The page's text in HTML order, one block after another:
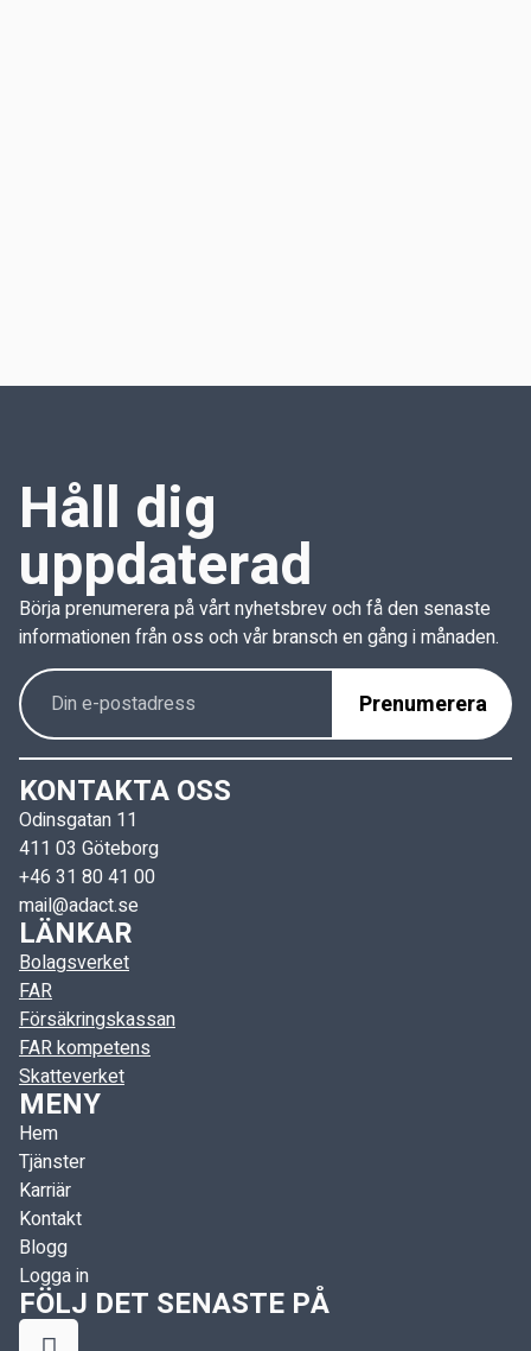
Håll dig
uppdaterad
Börja prenumerera på vårt nyhetsbrev och få den senaste
informationen från oss och vår bransch en gång i månaden.
KONTAKTA OSS
Odinsgatan 11
411 03 Göteborg
+46 31 80 41 00
mail@adact.se
LÄNKAR
Bolagsverket
FAR
Försäkringskassan
FAR kompetens
Skatteverket
MENY
Hem
Tjänster
Karriär
Kontakt
Blogg
Logga in
FÖLJ DET SENASTE PÅ